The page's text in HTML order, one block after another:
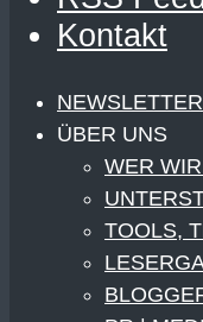
Kontakt
NEWSLETTER
ÜBER UNS
WER
TOOLS,